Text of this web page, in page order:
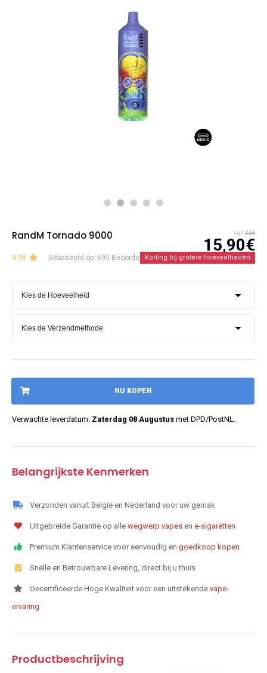
RandM Tornado 9000 van 26€
15,90€
4.98 Gebaseerd op: 695 BeoordelingenKorting bij grotere hoeveelheden
NU KOPEN
Verwachte leverdatum: Zaterdag 08 Augustus met DPD/PostNL.
Belangrijkste Kenmerken
Verzonden vanuit België en Nederland voor uw gemak
Uitgebreide Garantie op alle wegwerp vapes en e-sigaretten
Premium Klantenservice voor eenvoudig en goedkoop kopen
Snelle en Betrouwbare Levering, direct bij u thuis
Gecertificeerde Hoge Kwaliteit voor een uitstekende vape-
ervaring
Productbeschrijving